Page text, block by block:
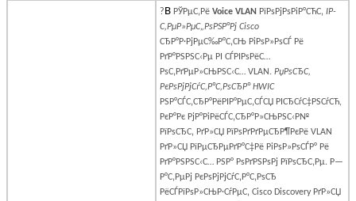
?В РЎРµС‚Рё Voice VLAN РїРѕРјРѕРіР°СЋС‚ IP-
С‚РµР»РµС„РѕРЅР°Рј Cisco
СЂР°Р·РјРµС‰Р°С‚СЊ РіРѕР»РѕСЃ Рё
РґР°РЅРЅС‹Рµ РІ СЃРІРѕРёС…
РѕС‚РґРµР»СЊРЅС‹С… VLAN. РџРѕСЂС‚
РєРѕРјРјСѓС‚Р°С‚РѕСЂР°HWIC
РЅР°СЃС‚СЂР°РёРІР°РµС‚СЃСЏ РІСЂСѓС‡РЅСѓСЋ,
РєР°Рє РјР°РіРёСЃС‚СЂР°Р»СЊРЅС‹Р№
РїРѕСЂС‚ РґР»СЏ РїРѕРґРґРµСЂР¶РєРё VLAN
РґР»СЏ РїРµСЂРµРґР°С‡Рё РіРѕР»РѕСЃР° Рё
РґР°РЅРЅС‹С… РЅР° РѕРґРЅРѕРј РїРѕСЂС‚Рµ. Р—
Р°С‚РµРј РєРѕРјРјСѓС‚Р°С‚РѕСЂ
РёСЃРїРѕР»СЊР·СѓРµС‚ Cisco DiscoveryРґР»СЏ